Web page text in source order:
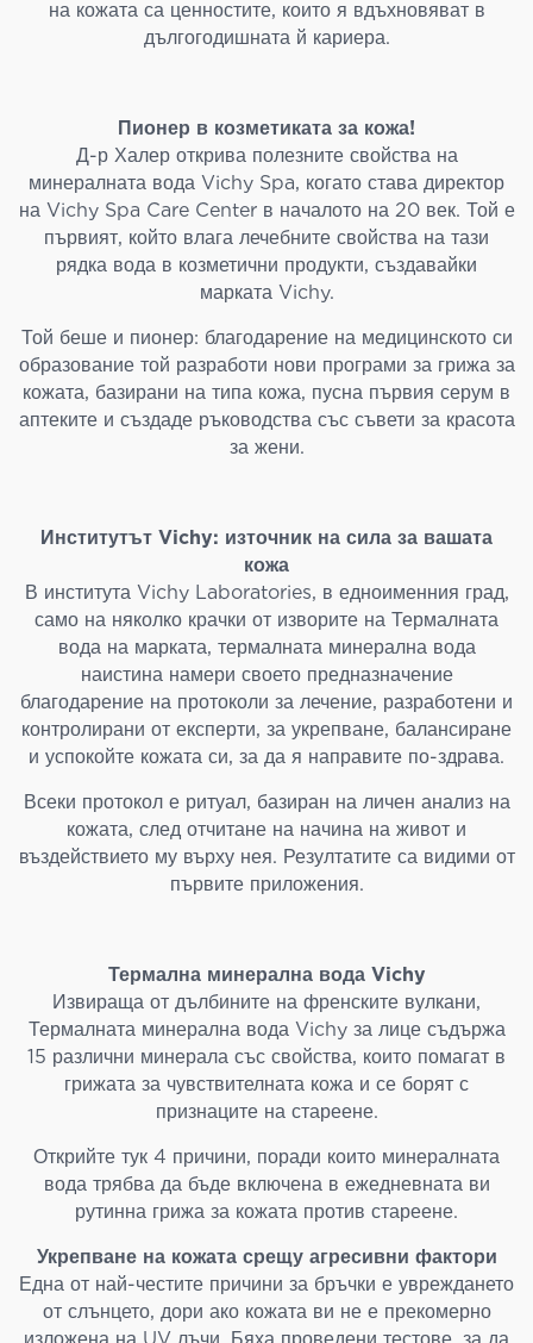
на кожата са ценностите, които я вдъхновяват в
дългогодишната й кариера.
Пионер в козметиката за кожа!
Д-р Халер открива полезните свойства на
минералната вода Vichy Spa, когато става директор
на Vichy Spa Care Center в началото на 20 век. Той е
първият, който влага лечебните свойства на тази
рядка вода в козметични продукти, създавайки
марката Vichy.
Той беше и пионер: благодарение на медицинското си
образование той разработи нови програми за грижа за
кожата, базирани на типа кожа, пусна първия серум в
аптеките и създаде ръководства със съвети за красота
за жени.
Институтът Vichy: източник на сила за вашата
кожа
В института Vichy Laboratories, в едноименния град,
само на няколко крачки от изворите на Термалната
вода на марката, термалната минерална вода
наистина намери своето предназначение
благодарение на протоколи за лечение, разработени и
контролирани от експерти, за укрепване, балансиране
и успокойте кожата си, за да я направите по-здрава.
Всеки протокол е ритуал, базиран на личен анализ на
кожата, след отчитане на начина на живот и
въздействието му върху нея. Резултатите са видими от
първите приложения.
Термална минерална вода Vichy
Извираща от дълбините на френските вулкани,
Термалната минерална вода Vichy за лице съдържа
15 различни минерала със свойства, които помагат в
грижата за чувствителната кожа и се борят с
признаците на стареене.
Открийте тук 4 причини, поради които минералната
вода трябва да бъде включена в ежедневната ви
рутинна грижа за кожата против стареене.
Укрепване на кожата срещу агресивни фактори
Една от най-честите причини за бръчки е увреждането
от слънцето, дори ако кожата ви не е прекомерно